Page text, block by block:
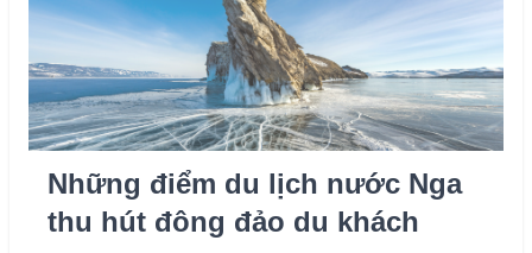
Những điểm du lịch nước Nga
thu hút đông đảo du khách